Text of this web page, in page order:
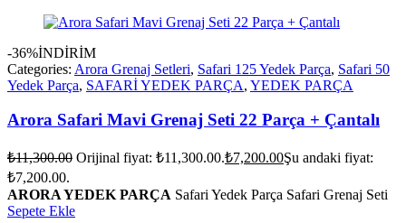
-36%İNDİRİM
Categories: Arora Grenaj Setleri, Safari 125 Yedek Parça, Safari 50
Yedek Parça, SAFARİ YEDEK PARÇA, YEDEK PARÇA
Arora Safari Mavi Grenaj Seti 22 Parça + Çantalı
₺11,300.00 Orijinal fiyat: ₺11,300.00.₺7,200.00Şu andaki fiyat:
₺7,200.00.
ARORA YEDEK PARÇA Safari Yedek Parça Safari Grenaj Seti
Sepete Ekle